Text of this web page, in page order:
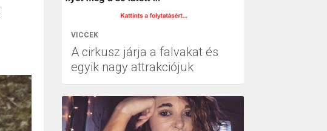
VICCEK
A cirkusz járja a falvakat és
egyik nagy attrakciójuk